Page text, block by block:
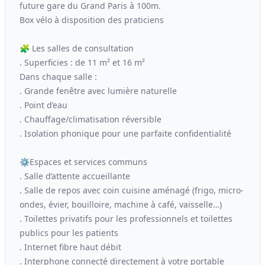
future gare du Grand Paris à 100m.
Box vélo à disposition des praticiens
🧩 Les salles de consultation
. Superficies : de 11 m² et 16 m²
Dans chaque salle :
. Grande fenêtre avec lumière naturelle
. Point d’eau
. Chauffage/climatisation réversible
. Isolation phonique pour une parfaite confidentialité
⚙️Espaces et services communs
. Salle d’attente accueillante
. Salle de repos avec coin cuisine aménagé (frigo, micro-
ondes, évier, bouilloire, machine à café, vaisselle…)
. Toilettes privatifs pour les professionnels et toilettes
publics pour les patients
. Internet fibre haut débit
. Interphone connecté directement à votre portable